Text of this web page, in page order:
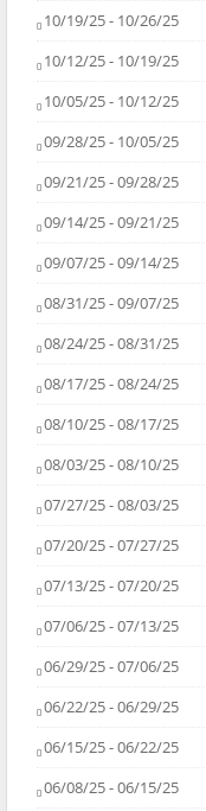
10/19/25 - 10/26/25
10/12/25 - 10/19/25
10/05/25 - 10/12/25
09/28/25 - 10/05/25
09/21/25 - 09/28/25
09/14/25 - 09/21/25
09/07/25 - 09/14/25
08/31/25 - 09/07/25
08/24/25 - 08/31/25
08/17/25 - 08/24/25
08/10/25 - 08/17/25
08/03/25 - 08/10/25
07/27/25 - 08/03/25
07/20/25 - 07/27/25
07/13/25 - 07/20/25
07/06/25 - 07/13/25
06/29/25 - 07/06/25
06/22/25 - 06/29/25
06/15/25 - 06/22/25
06/08/25 - 06/15/25